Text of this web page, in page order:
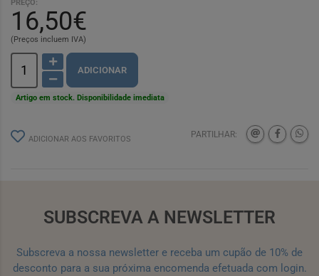
PREÇO:
16,50€
(Preços incluem IVA)
ADICIONAR
Artigo em stock. Disponibilidade imediata
ADICIONAR AOS FAVORITOS PARTILHAR:
SUBSCREVA A NEWSLETTER
Subscreva a nossa newsletter e receba um cupão de 10% de
desconto para a sua próxima encomenda efetuada com login.